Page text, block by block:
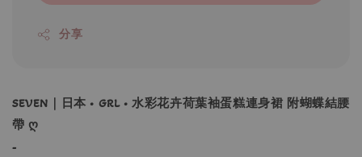
分享
SEVEN｜日本 • GRL • 水彩花卉荷葉袖蛋糕連身裙 附蝴蝶結腰
帶 ღ
-